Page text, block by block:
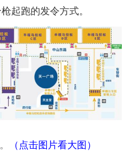
起跑的发令方式。
（点击图片看大图）